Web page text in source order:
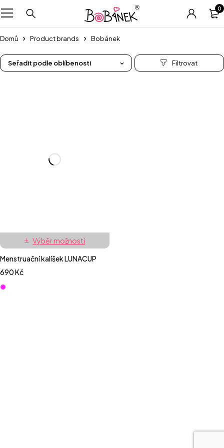
0
Domů Product brands Bobánek
Seřadit podle oblíbenosti
Výběr možností
Menstruační kalíšek LUNACUP
690Kč